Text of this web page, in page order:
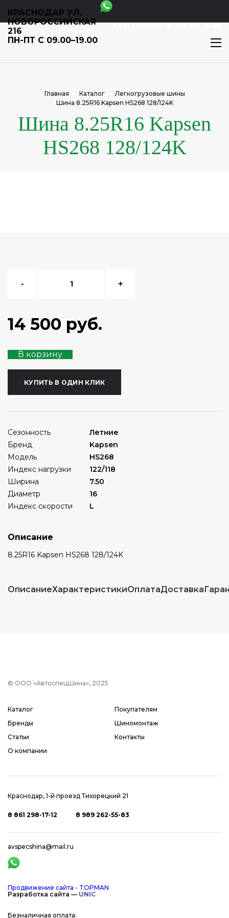
КРАСНОДАР УЛ.
НОВОРОССИЙСКАЯ
216
ПН-ПТ С 09.00–19.00
8 861 298-17-12 8 989 262-55-83
Главная Каталог
Легкогрузовые шины
Шина 8.25R16 Kapsen HS268 128/124K
Шина 8.25R16 Kapsen
HS268 128/124K
- +
14 500 руб.
В корзину
КУПИТЬ В ОДИН КЛИК
Сезонность
Летние
Бренд
Kapsen
Модель
HS268
Индекс нагрузки
122/118
Ширина
7.50
Диаметр
16
Индекс скорости
L
Описание
8.25R16 Kapsen HS268 128/124K
ОписаниеХарактеристикиОплатаДоставка
© ООО «АвтоспецШина», 2025
Каталог
Бренды
Статьи
О компании
Покупателям
Шиномонтаж
Контакты
Краснодар, 1-й проезд Тихорецкий 21
8 861 298-17-12 8 989 262-55-83
avspecshina@mail.ru
Продвижение сайта - TOPMAN
Разработка сайта — UNIC
Безналичная оплата: